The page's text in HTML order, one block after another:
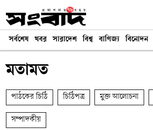
সর্বশেষ খবর সারাদেশ বিশ্ব বাণিজ্য বিনোদন
মতামত
পাঠকের চিঠি চিঠিপত্র মুক্ত আলোচনা
সম্পাদকীয়